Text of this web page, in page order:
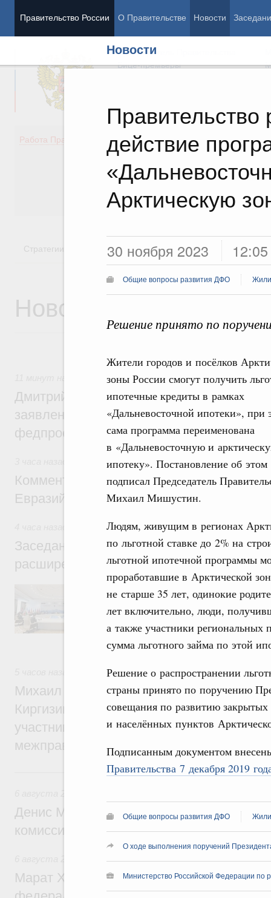
Правительство России О Правительстве Новости
Новости
Правительство
действие
Арктическую
30 ноября 2023 12:05
Общие вопросы развития ДФО
Решение принято по
Жители городов и посёлков
зоны России смогут получить
ипотечные кредиты в рамках
«Дальневосточной ипотеки», при
сама программа переименована
в «Дальневосточную и
ипотеку». Постановление об этом
подписал Председатель
Михаил Мишустин.
Людям, живущим в регионах
по льготной ставке до 2% на
льготной ипотечной программы
проработавшие в Арктической
не старше 35 лет, одинокие
лет включительно, люди,
а также участники
сумма льготного займа по этой
Решение о распространении
страны принято по поручению
совещания по развитию
и населённых пунктов
Подписанным документом
Правительства 7 декабря 2019
Общие вопросы развития ДФО
О ходе выполнения поручений
Министерство Российской Федерации по
Председатель Правительства
Вице-премьеры
Работа Правительства
Демография
Здоровье
Культура
Государство
Стратегии Государственные программы
Новости
Среднее профессиональное образование
Дмитрий Чернышенко: Установлен
заявлений от абитуриентов колледжей и
федпроекта «Профессионалитет»
Евразийский экономический союз.
Комментарий Алексея Оверчука по
Евразийского межправительственного
Евразийский экономический союз.
Заседание Евразийского
расширенном составе
В повестке заседания актуальные
числе совершенствование кооперации в
регулирования и администрирования,
железнодорожных перевозок,
рынка.
Евразийский экономический союз.
Михаил Мишустин принял участие во
Киргизии Садыра Жапарова с главами
участников заседания Евразийского
межправительственного совета
Вчера
Денис Мантуров провёл заседание
комиссии по промышленности
Регулирование в сфере строительства
Марат Хуснуллин: Более 130